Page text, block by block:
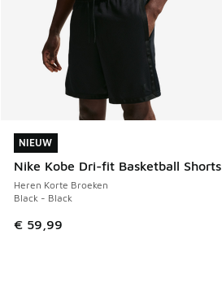
NIEUW
Nike Kobe Dri-fit Basketball Shorts
Heren Korte Broeken
Black - Black
€ 59,99
NIEUW